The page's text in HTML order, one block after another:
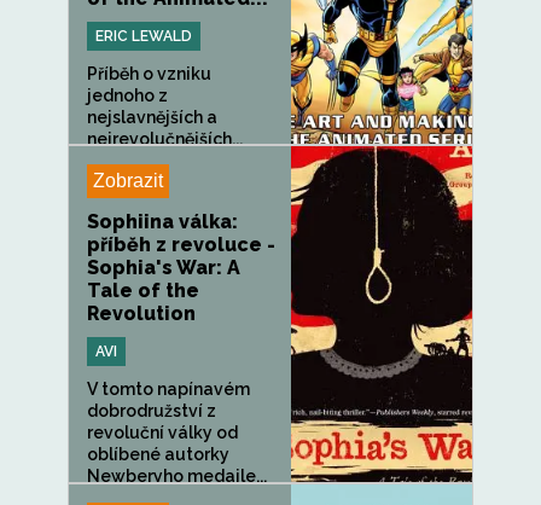
ERIC LEWALD
Příběh o vzniku
jednoho z
nejslavnějších a
nejrevolučnějších...
Zobrazit
Sophiina válka:
příběh z revoluce -
Sophia's War: A
Tale of the
Revolution
AVI
V tomto napínavém
dobrodružství z
revoluční války od
oblíbené autorky
Newberyho medaile...